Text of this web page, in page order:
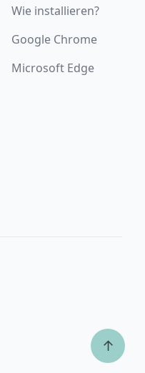
Wie installieren?
Google Chrome
Microsoft Edge
↑